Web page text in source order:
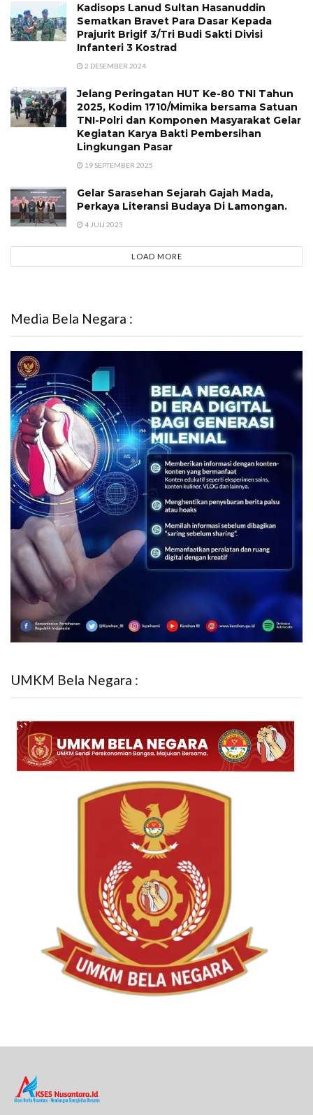
Kadisops Lanud Sultan Hasanuddin
Sematkan Bravet Para Dasar Kepada
Prajurit Brigif 3/Tri Budi Sakti Divisi
Infanteri 3 Kostrad
2 DESEMBER 2024
Jelang Peringatan HUT Ke-80 TNI Tahun
2025, Kodim 1710/Mimika bersama Satuan
TNI-Polri dan Komponen Masyarakat Gelar
Kegiatan Karya Bakti Pembersihan
Lingkungan Pasar
19 SEPTEMBER 2025
Gelar Sarasehan Sejarah Gajah Mada,
Perkaya Literansi Budaya Di Lamongan.
4 JULI 2023
LOAD MORE
Media Bela Negara :
UMKM Bela Negara :